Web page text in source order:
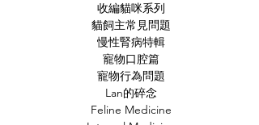
收編貓咪系列
貓飼主常見問題
慢性腎病特輯
寵物口腔篇
寵物行為問題
Lan的碎念
Feline Medicine